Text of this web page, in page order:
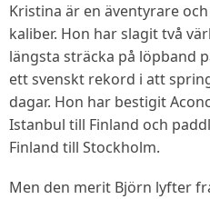
Kristina är en äventyrare
kaliber. Hon har slagit två
längsta sträcka på löpband
ett svenskt rekord i att
dagar. Hon har bestigit
Istanbul till Finland och
Finland till Stockholm.
Men den merit Björn lyfter